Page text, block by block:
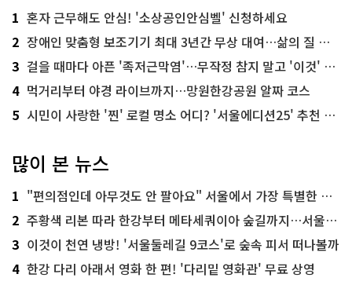
1 혼자 근무해도 안심! '소상공인안심벨' 신청하세요
2 장애인 맞춤형 보조기기 최대 3년간 무상 대여…삶의 질 높인다
3 걸을 때마다 아픈 '족저근막염'…무작정 참지 말고 '이것' 해보세요!
4 먹거리부터 야경 라이브까지…망원한강공원 알짜 코스
5 시민이 사랑한 '찐' 로컬 명소 어디? '서울에디션25' 추천 코스
많이 본 뉴스
1 "편의점인데 아무것도 안 팔아요" 서울에서 가장 특별한 편의점의 정체
2 주황색 리본 따라 한강부터 메타세쿼이아 숲길까지…서울둘레길 15코스
3 이것이 천연 냉방! '서울둘레길 9코스'로 숲속 피서 떠나볼까
4 한강 다리 아래서 영화 한 편! '다리밑 영화관' 무료 상영